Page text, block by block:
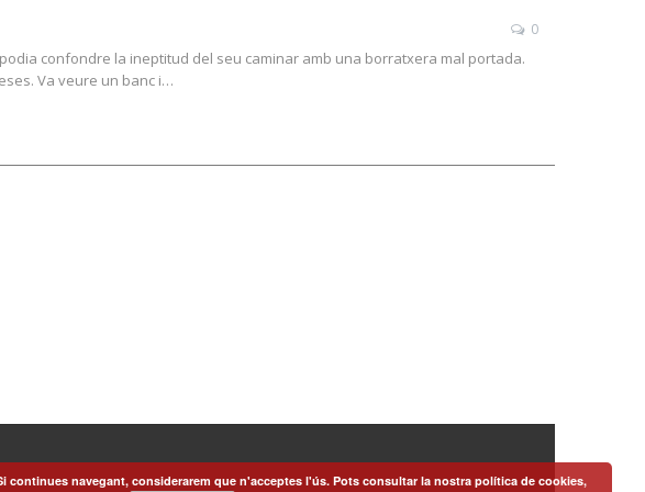
0
confondre la ineptitud del seu caminar amb una borratxera mal portada.
Va veure un banc i…
continues navegant, considerarem que n'acceptes l'ús. Pots consultar la nostra política de cookies,